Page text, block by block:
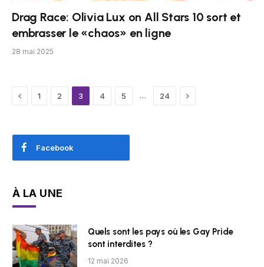
Drag Race: Olivia Lux on All Stars 10 sort et
embrasser le «chaos» en ligne
28 mai 2025
Previous
1 2 3 4 5 … 24 Next
Facebook
À LA UNE
Quels sont les pays où les Gay Pride
sont interdites ?
12 mai 2026